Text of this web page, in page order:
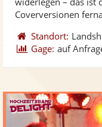
Coverversionen
Standort:
Gage: auf